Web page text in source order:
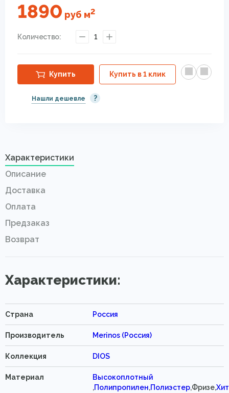
1890 руб м2
Количество: 1
Купить Купить в 1 клик
Нашли дешевле ?
Характеристики
Описание
Доставка
Оплата
Предзаказ
Возврат
Характеристики:
Страна Россия
Производитель Merinos (Россия)
Коллекция DIOS
Материал
Высокоплотный
,Полипропилен,Полиэстер,Фризе,